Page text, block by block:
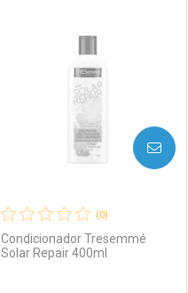
Laboratório
Por Menos
(0)
Condicionador Tresemmé
Solar Repair 400ml
AVISE-ME